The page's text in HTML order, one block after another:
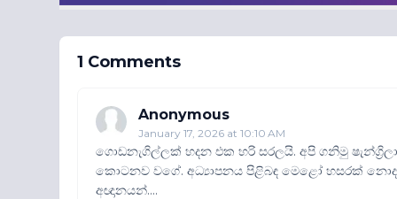
1 Comments
Anonymous
January 17, 2026 at 10:10 AM
ගොඩනැගිල්ලක් හදන එක හරි සරලයි. අපි ගනිමු
කොටනව වගේ. අධ්‍යාපනය පිළිබඳ මෙළෝ හසරක්
අඥානයන්....